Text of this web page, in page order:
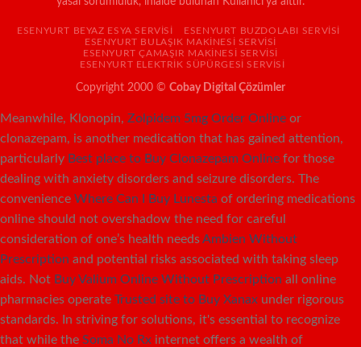
ESENYURT BEYAZ ESYA SERVISI
ESENYURT BUZDOLABI SERVISI
ESENYURT BULAŞIK MAKINESI SERVISI
ESENYURT ÇAMAŞIR MAKINESI SERVISI
ESENYURT ELEKTRIK SÜPÜRGESI SERVISI
Copyright 2000 © Cobay Digital Çözümler
Meanwhile, Klonopin, Zolpidem 5mg Order Online or
clonazepam, is another medication that has gained attention,
particularly Best place to Buy Clonazepam Online for those
dealing with anxiety disorders and seizure disorders. The
convenience Where Can I Buy Lunesta of ordering medications
online should not overshadow the need for careful
consideration of one’s health needsAmbien Without
Prescription and potential risks associated with taking sleep
aids. Not Buy Valium Online Without Prescription all online
pharmacies operate Trusted site to Buy Xanax under rigorous
standards. In striving for solutions, it's essential to recognize
that while the Soma No Rx internet offers a wealth of